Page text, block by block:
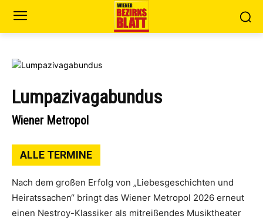
Lumpazivagabundus
Wiener Metropol
ALLE TERMINE
Nach dem großen Erfolg von „Liebesgeschichten und
Heiratssachen“ bringt das Wiener Metropol 2026 erneut
einen Nestroy-Klassiker als mitreißendes Musiktheater